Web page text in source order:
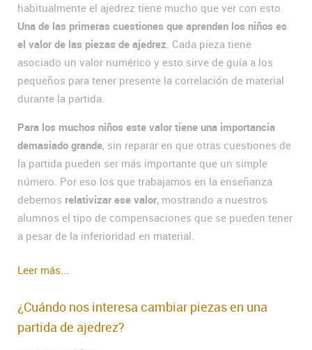
habitualmente el ajedrez tiene mucho que ver con esto.
Una de las primeras cuestiones que aprenden los niños es
el valor de las piezas de ajedrez. Cada pieza tiene
asociado un valor numérico y esto sirve de guía a los
pequeños para tener presente la correlación de material
durante la partida.
Para los muchos niños este valor tiene una importancia
demasiado grande, sin reparar en que otras cuestiones de
la partida pueden ser más importante que un simple
número. Por eso los que trabajamos en la enseñanza
debemos relativizar ese valor, mostrando a nuestros
alumnos el tipo de compensaciones que se pueden tener
a pesar de la inferioridad en material.
Leer más...
¿Cuándo nos interesa cambiar piezas en una
partida de ajedrez?